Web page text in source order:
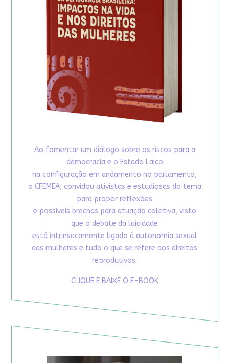
Ao fomentar um diálogo sobre os riscos para a
democracia e o Estado Laico
na configuração em andamento no parlamento,
o CFEMEA, convidou ativistas e estudiosas do tema
para propor reflexões
e possíveis brechas para atuação coletiva, visto
que o debate da laicidade
está intrinsecamente ligado à autonomia sexual
das mulheres e tudo o que se refere aos direitos
reprodutivos.
CLIQUE E BAIXE O E-BOOK